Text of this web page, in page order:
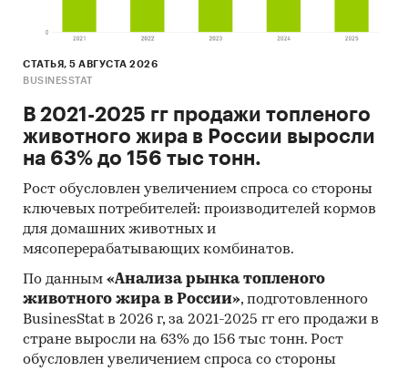
СТАТЬЯ, 5 АВГУСТА 2026
BUSINESSTAT
В 2021-2025 гг продажи топленого
животного жира в России выросли
на 63% до 156 тыс тонн.
Рост обусловлен увеличением спроса со стороны
ключевых потребителей: производителей кормов
для домашних животных и
мясоперерабатывающих комбинатов.
По данным «Анализа рынка топленого
животного жира в России», подготовленного
BusinesStat в 2026 г, за 2021-2025 гг его продажи в
стране выросли на 63% до 156 тыс тонн. Рост
обусловлен увеличением спроса со стороны